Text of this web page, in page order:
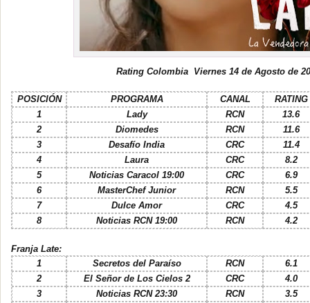
Rating Colombia Viernes 14 de Agosto de
POSICIÓN PROGRAMA CANAL
RATING
1
Lady RCN
13.6
2
Diomedes RCN
11.6
3
Desafío India CRC
11.4
4
Laura CRC
8.2
5
Noticias Caracol 19:00 CRC
6.9
6
MasterChef Junior RCN
5.5
7
Dulce Amor CRC
4.5
8
Noticias RCN 19:00 RCN 4.2
Franja Late:
1
Secretos del Paraíso RCN
6.1
2
El Señor de Los Cielos 2 CRC
4.0
3
Noticias RCN 23:30 RCN
3.5